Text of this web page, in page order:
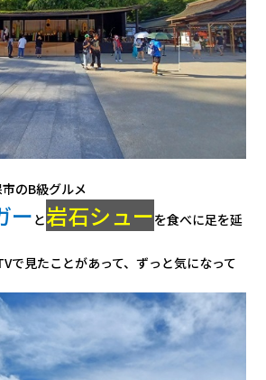
のB級グルメ
ー と岩石シューを食べに足を延
で見たことがあって、ずっと気になって